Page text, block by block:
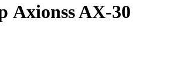
Axionss AX-30